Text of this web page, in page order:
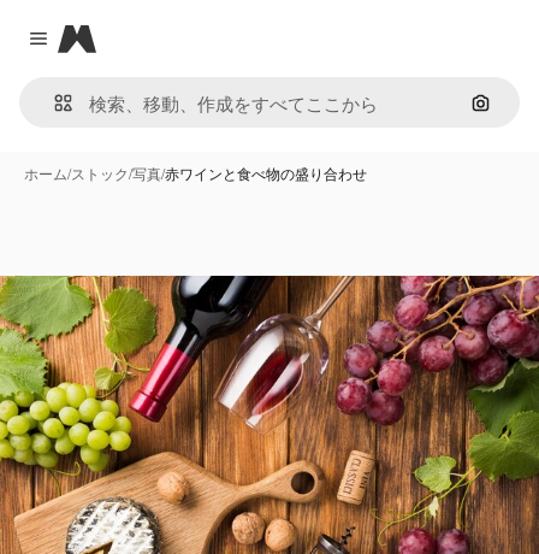
Close menu
Magnific
画像で
ホーム/ストック/写真/赤ワインと食べ物の盛り合わせ